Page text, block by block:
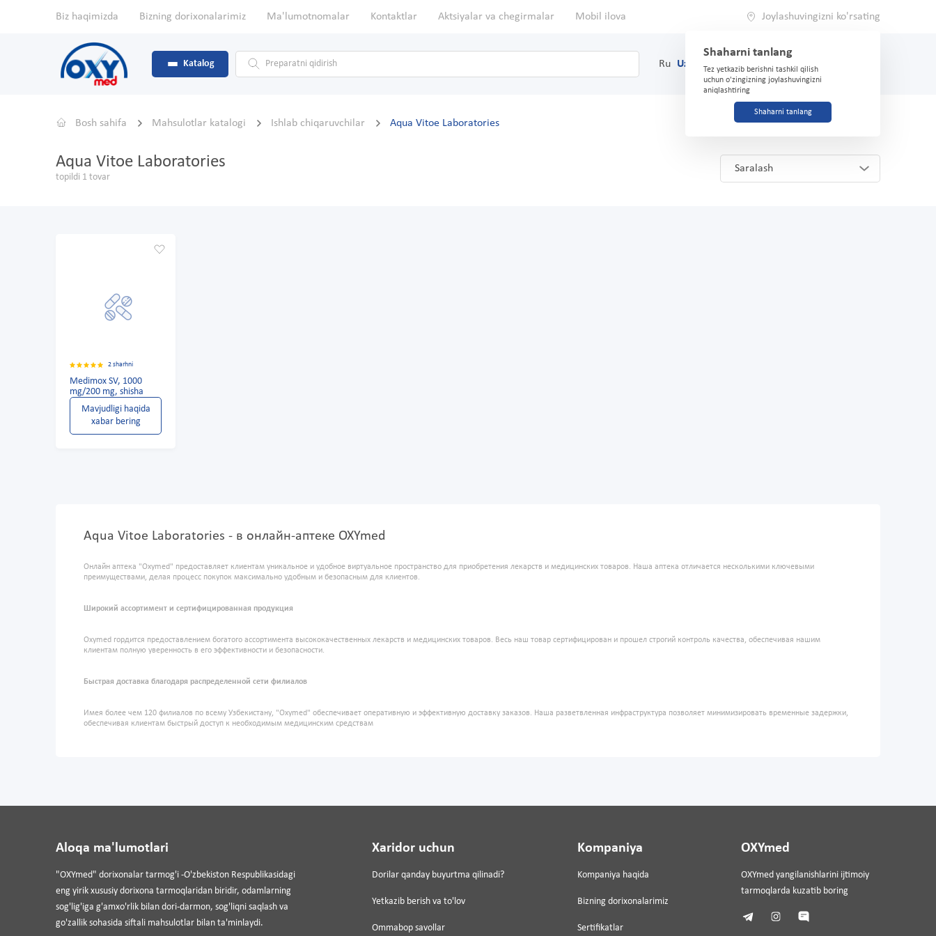
Biz haqimizda Bizning dorixonalarimiz Ma'lumotnomalar Kontaktlar Aktsiyalar va chegirmalar Mobil ilova Joylashuvingizni ko'rsating
Shaharni tanlang
Tez yetkazib berishni tashkil qilish
uchun o'zingizning joylashuvingizni
aniqlashtiring
Shaharni tanlang
Katalog Ru Uz (71) 200-03-03
Bosh sahifa Mahsulotlar katalogi Ishlab chiqaruvchilar Aqua Vitoe Laboratories
Aqua Vitoe Laboratories
topildi 1 tovar
Saralash
2 sharhni
Medimox SV, 1000
mg/200 mg, shisha
Mavjudligi haqida
xabar bering
Aqua Vitoe Laboratories - в онлайн-аптеке OXYmed
Онлайн аптека "Oxymed" предоставляет клиентам уникальное и удобное виртуальное пространство для приобретения лекарств и медицинских товаров. Наша аптека отличается несколькими ключевыми
преимуществами, делая процесс покупок максимально удобным и безопасным для клиентов.
Широкий ассортимент и сертифицированная продукция
Oxymed гордится предоставлением богатого ассортимента высококачественных лекарств и медицинских товаров. Весь наш товар сертифицирован и прошел строгий контроль качества, обеспечивая нашим
клиентам полную уверенность в его эффективности и безопасности.
Быстрая доставка благодаря распределенной сети филиалов
Имея более чем 120 филиалов по всему Узбекистану, "Oxymed" обеспечивает оперативную и эффективную доставку заказов. Наша разветвленная инфраструктура позволяет минимизировать временные задержки,
обеспечивая клиентам быстрый доступ к необходимым медицинским средствам
Aloqa ma'lumotlari
"OXYmed" dorixonalar tarmog'i -O'zbekiston Respublikasidagi
eng yirik xususiy dorixona tarmoqlaridan biridir, odamlarning
sog'lig'iga g'amxo'rlik bilan dori-darmon, sog'liqni saqlash va
go'zallik sohasida siftali mahsulotlar bilan ta'minlaydi.
Xaridor uchun
Dorilar qanday buyurtma qilinadi?
Yetkazib berish va to'lov
Ommabop savollar
Kompaniya
Kompaniya haqida
Bizning dorixonalarimiz
Sertifikatlar
OXYmed
OXYmed yangilanishlarini ijtimoiy
tarmoqlarda kuzatib boring